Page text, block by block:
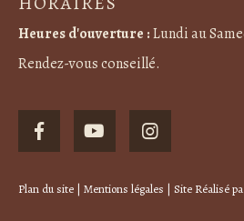
Heures d'ouverture :Lundi au
Rendez-vous conseillé.
Plan du site | Mentions légales | Site Réalisé